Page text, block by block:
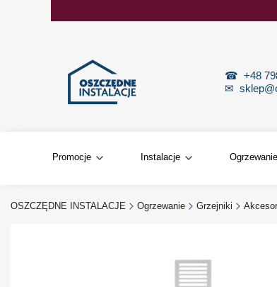
☎ +48
✉
Promocje Instalacje Ogrzewanie
OSZCZĘDNE INSTALACJE Ogrzewanie Grzejniki